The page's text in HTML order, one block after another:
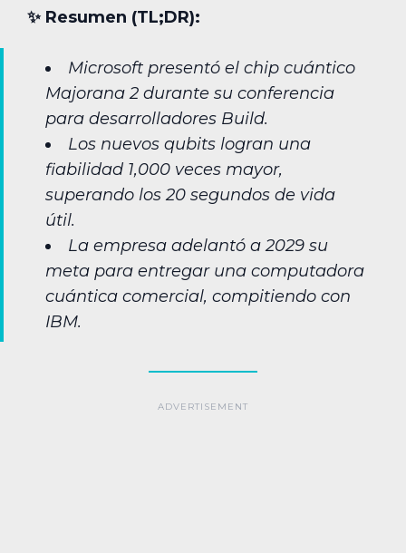
✨︎ Resumen (TL;DR):
Microsoft presentó el chip cuántico
Majorana 2 durante su conferencia
para desarrolladores Build.
Los nuevos qubits logran una
fiabilidad 1,000 veces mayor,
superando los 20 segundos de vida
útil.
La empresa adelantó a 2029 su
meta para entregar una computadora
cuántica comercial, compitiendo con
IBM.